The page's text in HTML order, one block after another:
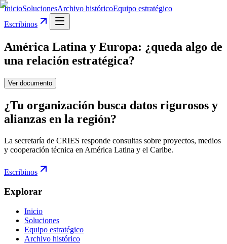
InicioSolucionesArchivo históricoEquipo estratégico
Escribinos
América Latina y Europa: ¿queda algo de
una relación estratégica?
Ver documento
¿Tu organización busca datos rigurosos y
alianzas en la región?
La secretaría de CRIES responde consultas sobre proyectos, medios
y cooperación técnica en América Latina y el Caribe.
Escribinos
Explorar
Inicio
Soluciones
Equipo estratégico
Archivo histórico